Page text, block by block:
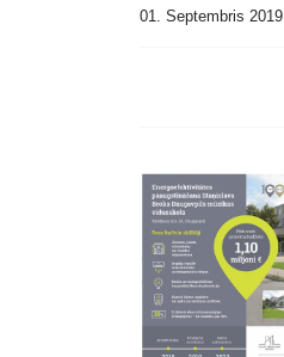
01. Septembris 2019